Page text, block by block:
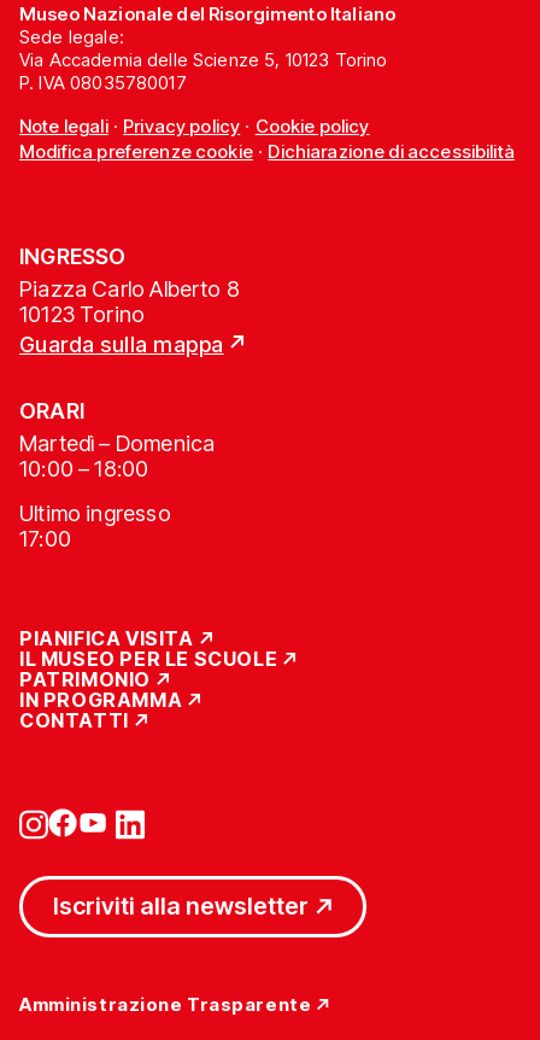
Museo Nazionale del Risorgimento Italiano
Sede legale:
Via Accademia delle Scienze 5, 10123 Torino
P. IVA 08035780017
Note legali· Privacy policy · Cookie policy
Modifica preferenze cookie· Dichiarazione di accessibilità
INGRESSO
Piazza Carlo Alberto 8
10123 Torino
Guarda sulla mappa
ORARI
Martedì – Domenica
10:00 – 18:00
Ultimo ingresso
17:00
PIANIFICA VISITA
IL MUSEO PER LE SCUOLE
PATRIMONIO
IN PROGRAMMA
CONTATTI
Iscriviti alla newsletter
Amministrazione Trasparente